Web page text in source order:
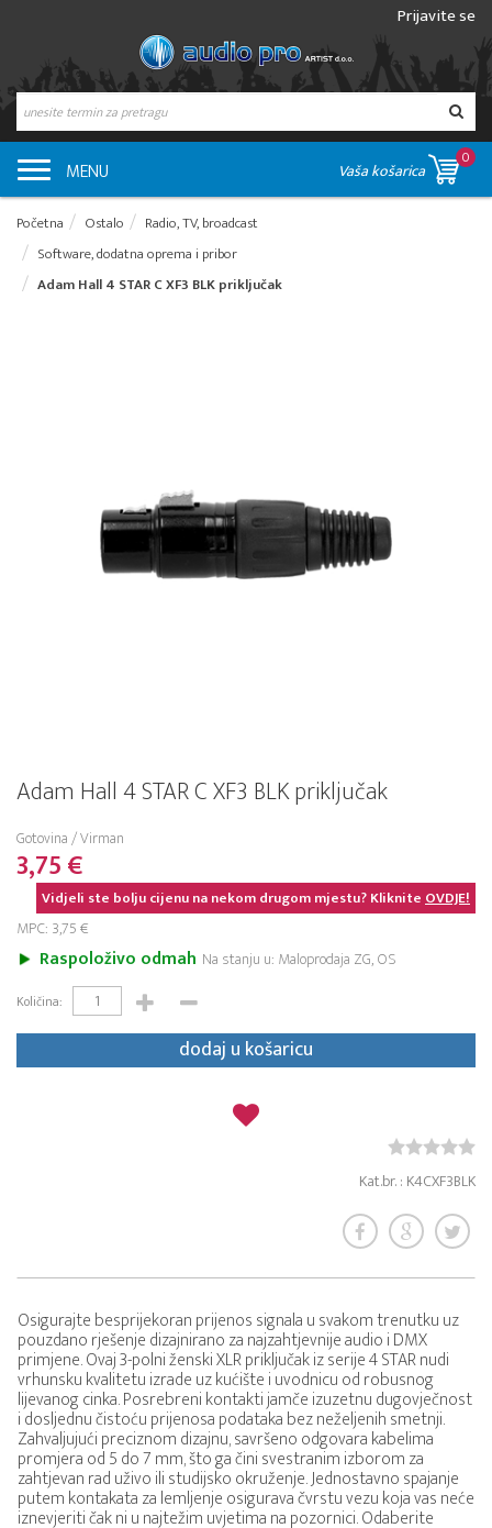
Prijavite se
MENU Vaša košarica
0
Početna Ostalo
Radio, TV, broadcast
Software, dodatna oprema i pribor
Adam Hall 4 STAR C XF3 BLK priključak
Adam Hall 4 STAR C XF3 BLK priključak
Gotovina / Virman
3,75 €
Vidjeli ste bolju cijenu na nekom drugom mjestu? KlikniteOVDJE!
MPC: 3,75 €
Raspoloživo odmah Na stanju u: Maloprodaja ZG, OS
Količina:
dodaj u košaricu
Kat.br. : K4CXF3BLK
Osigurajte besprijekoran prijenos signala u svakom trenutku uz
pouzdano rješenje dizajnirano za najzahtjevnije audio i DMX
primjene. Ovaj 3-polni ženski XLR priključak iz serije 4 STAR nudi
vrhunsku kvalitetu izrade uz kućište i uvodnicu od robusnog
lijevanog cinka. Posrebreni kontakti jamče izuzetnu dugovječnost
i dosljednu čistoću prijenosa podataka bez neželjenih smetnji.
Zahvaljujući preciznom dizajnu, savršeno odgovara kabelima
promjera od 5 do 7 mm, što ga čini svestranim izborom za
zahtjevan rad uživo ili studijsko okruženje. Jednostavno spajanje
putem kontakata za lemljenje osigurava čvrstu vezu koja vas neće
iznevjeriti čak ni u najtežim uvjetima na pozornici. Odaberite